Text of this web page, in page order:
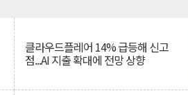
클라우드플레어 14% 급등해 신고
점...AI 지출 확대에 전망 상향